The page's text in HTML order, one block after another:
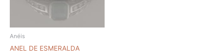
Anéis
ANEL DE ESMERALDA